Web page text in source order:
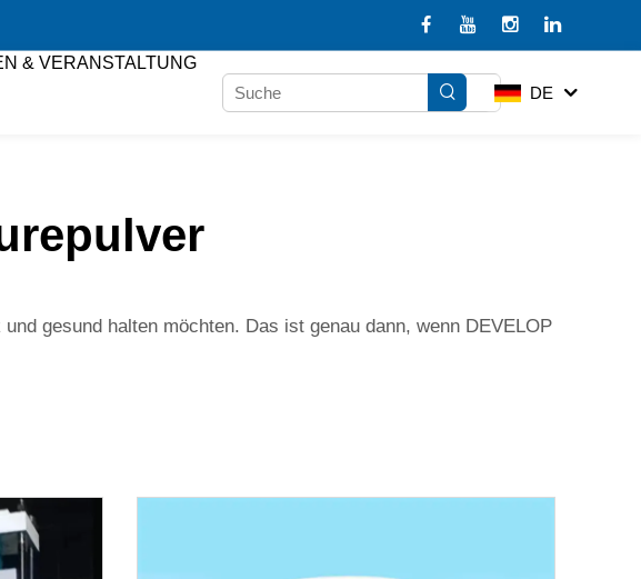
& VERANSTALTUNG
DE
gesund halten möchten. Das ist genau dann, wenn DEVELOP